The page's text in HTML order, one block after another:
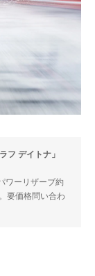
フ デイトナ」
ワーリザーブ約
要価格問い合わ